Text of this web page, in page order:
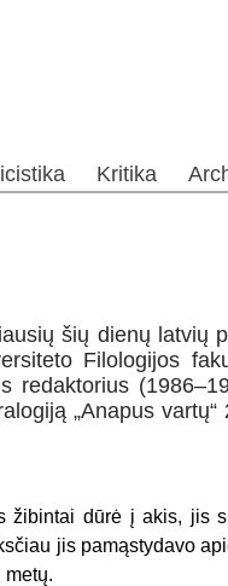
Kritika
šių dienų latvių
Filologijos
redaktorius
„Anapus
žibintai dūrė į akis, jis
jis pamąstydavo
metų.